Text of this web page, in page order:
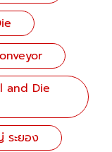
and Die
ระยอง